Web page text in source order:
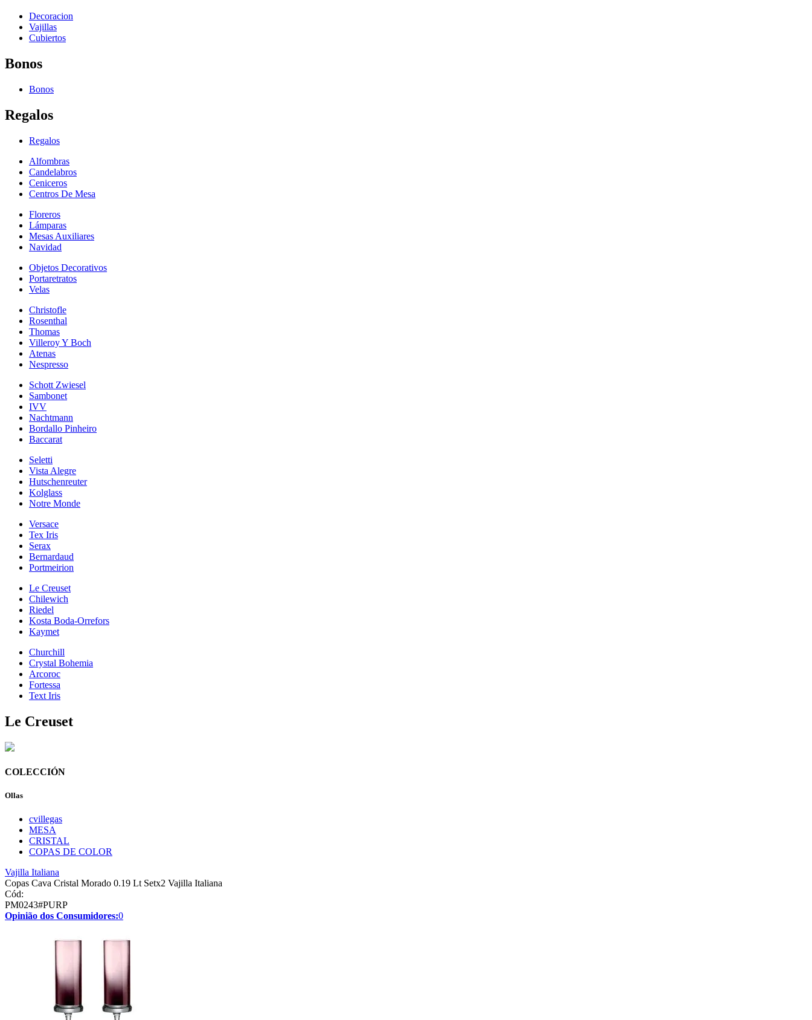
Decoracion
Vajillas
Cubiertos
Bonos
Bonos
Regalos
Regalos
Alfombras
Candelabros
Ceniceros
Centros De Mesa
Floreros
Lámparas
Mesas Auxiliares
Navidad
Objetos Decorativos
Portaretratos
Velas
Christofle
Rosenthal
Thomas
Villeroy Y Boch
Atenas
Nespresso
Schott Zwiesel
Sambonet
IVV
Nachtmann
Bordallo Pinheiro
Baccarat
Seletti
Vista Alegre
Hutschenreuter
Kolglass
Notre Monde
Versace
Tex Iris
Serax
Bernardaud
Portmeirion
Le Creuset
Chilewich
Riedel
Kosta Boda-Orrefors
Kaymet
Churchill
Crystal Bohemia
Arcoroc
Fortessa
Text Iris
Le Creuset
COLECCIÓN
Ollas
cvillegas
MESA
CRISTAL
COPAS DE COLOR
Vajilla Italiana
Copas Cava Cristal Morado 0.19 Lt Setx2 Vajilla Italiana
Cód:
PM0243#PURP
Opinião dos Consumidores:0